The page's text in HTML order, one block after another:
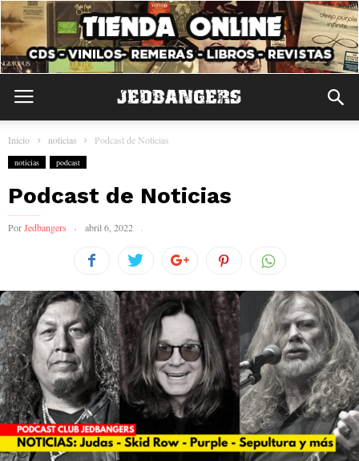
Inicio noticias Podcast de Noticias
noticias podcast
Podcast de Noticias
PorJedbangers abril 6, 2022